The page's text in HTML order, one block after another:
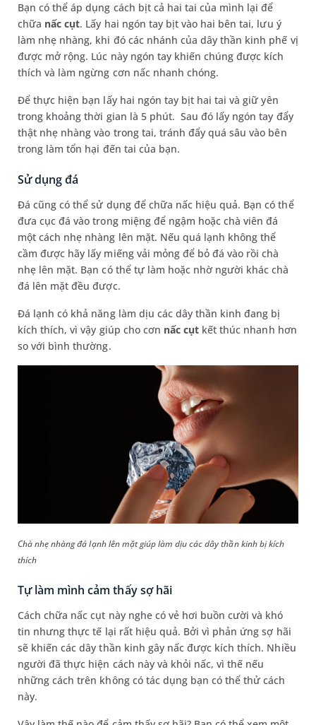
Bạn có thể áp dụng cách bịt cả hai tai của mình lại để
chữa nấc cụt. Lấy hai ngón tay bịt vào hai bên tai, lưu ý
làm nhẹ nhàng, khi đó các nhánh của dây thần kinh phế vị
được mở rộng. Lúc này ngón tay khiến chúng được kích
thích và làm ngừng cơn nấc nhanh chóng.
Để thực hiện bạn lấy hai ngón tay bịt hai tai và giữ yên
trong khoảng thời gian là 5 phút. Sau đó lấy ngón tay đẩy
thật nhẹ nhàng vào trong tai, tránh đẩy quá sâu vào bên
trong làm tổn hại đến tai của bạn.
Sử dụng đá
Đá cũng có thể sử dụng để chữa nấc hiệu quả. Bạn có thể
đưa cục đá vào trong miệng để ngậm hoặc chà viên đá
một cách nhẹ nhàng lên mặt. Nếu quá lạnh không thể
cầm được hãy lấy miếng vải mỏng để bỏ đá vào rồi chà
nhẹ lên mặt. Bạn có thể tự làm hoặc nhờ người khác chà
đá lên mặt đều được.
Đá lạnh có khả năng làm dịu các dây thần kinh đang bị
kích thích, vì vậy giúp cho cơn nấc cụt kết thúc nhanh hơn
so với bình thường.
Chà nhẹ nhàng đá lạnh lên mặt giúp làm dịu các dây thần kinh bị kích
thích
Tự làm mình cảm thấy sợ hãi
Cách chữa nấc cụt này nghe có vẻ hơi buồn cười và khó
tin nhưng thực tế lại rất hiệu quả. Bởi vì phản ứng sợ hãi
sẽ khiến các dây thần kinh gây nấc được kích thích. Nhiều
người đã thực hiện cách này và khỏi nấc, vì thế nếu
những cách trên không có tác dụng bạn có thể thử cách
này.